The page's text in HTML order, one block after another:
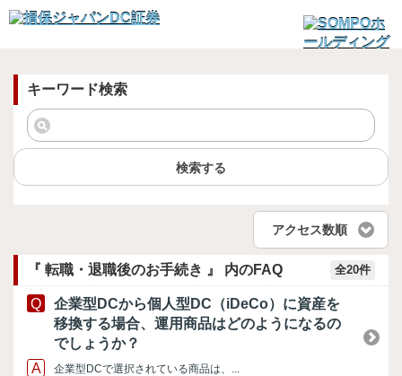
キーワード検索
検索する
アクセス数順
『 転職・退職後のお手続き 』 内のFAQ 全20件
企業型DCから個人型DC（iDeCo）に資産を
移換する場合、運用商品はどのようになるの
でしょうか？
企業型DCで選択されている商品は、...